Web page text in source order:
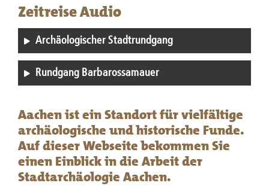
Zeitreise Audio
Archäologischer Stadtrundgang
Rundgang Barbarossamauer
Aachen ist ein Standort für vielfältige
archäologische und historische Funde.
Auf dieser Webseite bekommen Sie
einen Einblick in die Arbeit der
Stadtarchäologie Aachen.